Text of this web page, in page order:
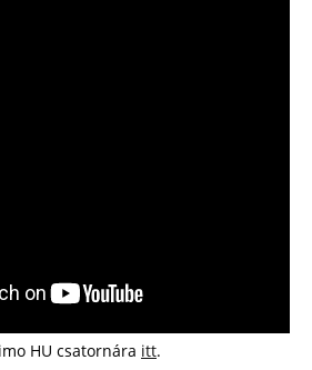
HU csatornára itt.